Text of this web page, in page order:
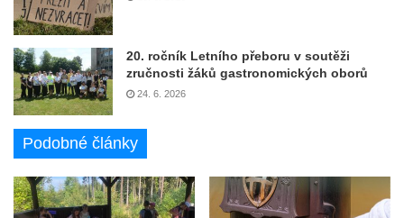
20. ročník Letního přeboru v soutěži
zručnosti žáků gastronomických oborů
24. 6. 2026
Podobné články